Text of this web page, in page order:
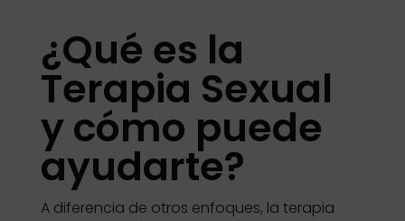
¿Qué es la
Terapia Sexual
y cómo puede
ayudarte?
A diferencia de otros enfoques, la terapia